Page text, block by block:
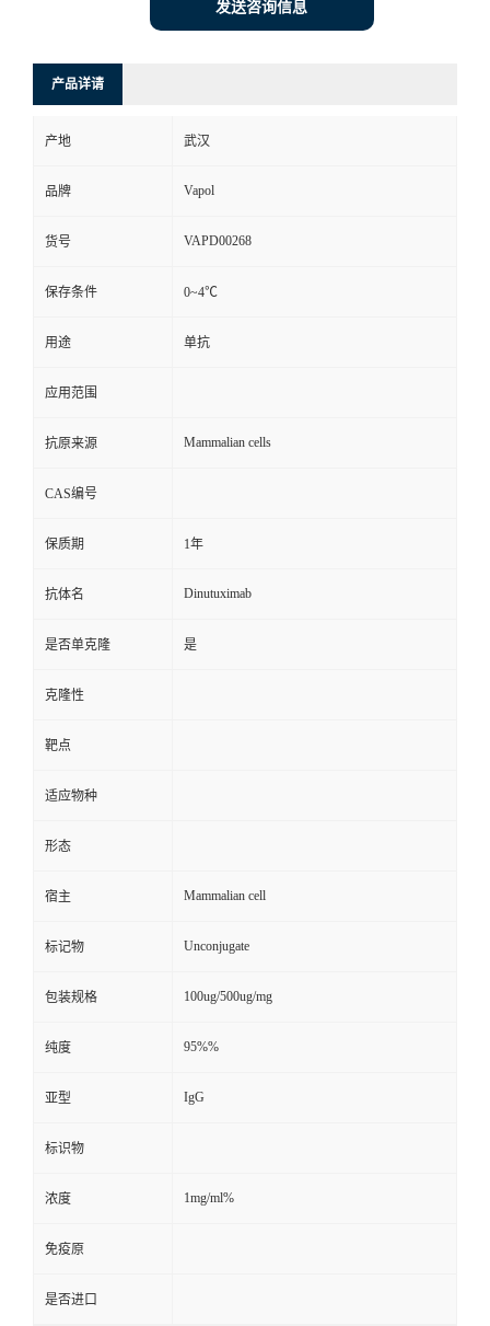
发送咨询信息
产品详请
产地 武汉
品牌 Vapol
货号 VAPD00268
保存条件 0~4℃
用途 单抗
应用范围
抗原来源 Mammalian cells
CAS编号
保质期 1年
抗体名 Dinutuximab
是否单克隆 是
克隆性
靶点
适应物种
形态
宿主 Mammalian cell
标记物 Unconjugate
包装规格 100ug/500ug/mg
纯度 95%%
亚型 IgG
标识物
浓度 1mg/ml%
免疫原
是否进口